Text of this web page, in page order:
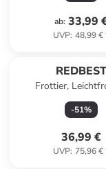
ab: 33,99
UVP: 48,99 €
REDBEST
Frottier,
Duschtuch 4er-
Oceanside in
-51%
36,99 €
UVP: 75,96 €